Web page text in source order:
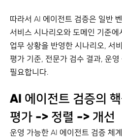
따라서 AI 에이전트 검증은 일반
서비스 시나리오와 도메인 기준에
업무 상황을 반영한 시나리오, 서
평가 기준, 전문가 검수 결과, 운
필요합니다.
AI 에이전트 검증의
평가 -> 정렬 -> 개선
운영 가능한 AI 에이전트 검증 체